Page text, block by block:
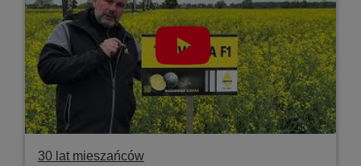
30 lat mieszańców